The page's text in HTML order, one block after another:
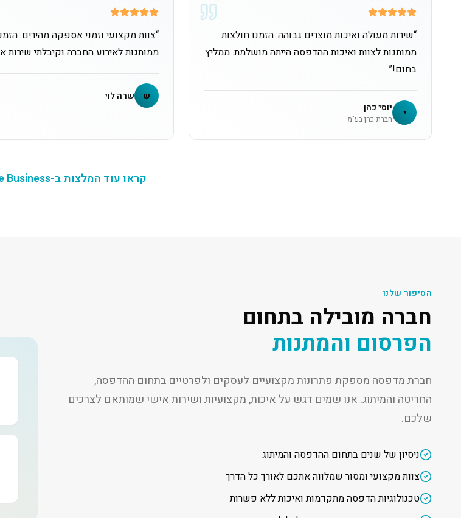
“שירות מעולה ואיכות מוצרים גבוהה. הזמנו חולצות
ממותגות לצוות ואיכות ההדפסה הייתה מושלמת. ממליץ
בחום!”
י יוסי כהן
חברת כהן בע"מ
“צוות מקצועי וזמני אספקה מהירים.
ממותגות לאירוע החברה וקיבלתי שירות
ש שרה לוי
קראו עוד המלצות ב-Google Business
הסיפור שלנו
חברה מובילה בתחום
הפרסום והמתנות
חברת מדפסה מספקת פתרונות מקצועיים לעסקים ולפרטיים בתחום ההדפסה,
החריטה והמיתוג. אנו שמים דגש על איכות, מקצועיות ושירות אישי שמותאם לצרכים
שלכם.
ניסיון של שנים בתחום ההדפסה והמיתוג
צוות מקצועי ומסור שמלווה אתכם לאורך כל הדרך
טכנולוגיות הדפסה מתקדמות ואיכות ללא פשרות